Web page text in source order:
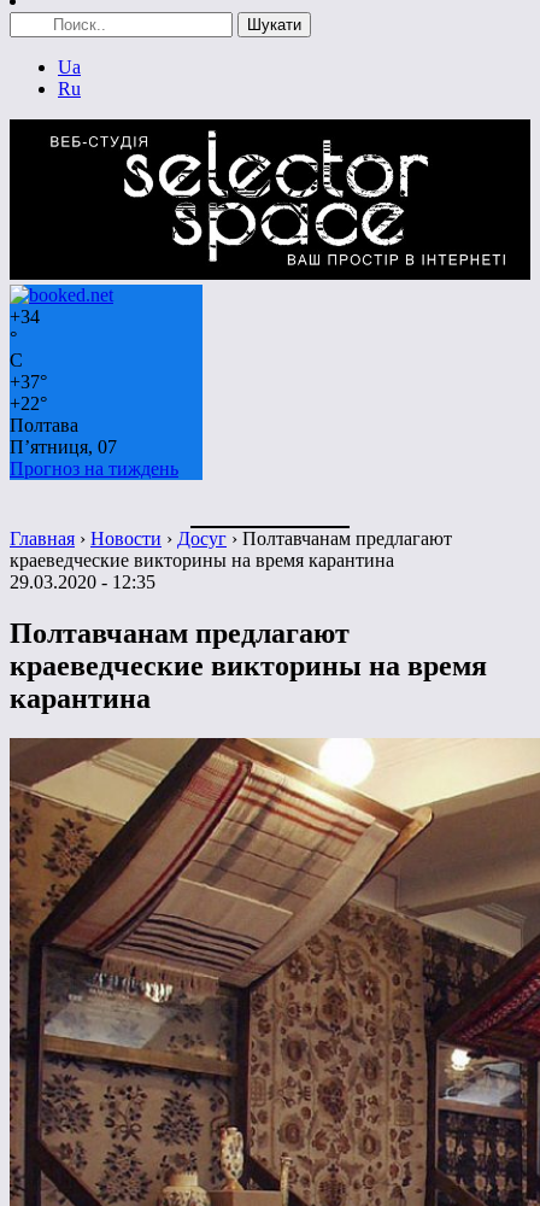
Ua
Ru
+34
°
C
+37°
+22°
Полтава
П’ятниця, 07
Прогноз на тиждень
Главная › Новости › Досуг › Полтавчанам предлагают
краеведческие викторины на время карантина
29.03.2020 - 12:35
Полтавчанам предлагают
краеведческие викторины на время
карантина